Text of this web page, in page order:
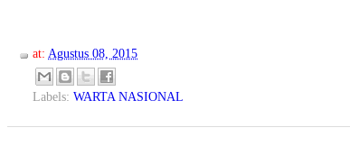
at: Agustus 08, 2015
Labels: WARTA NASIONAL